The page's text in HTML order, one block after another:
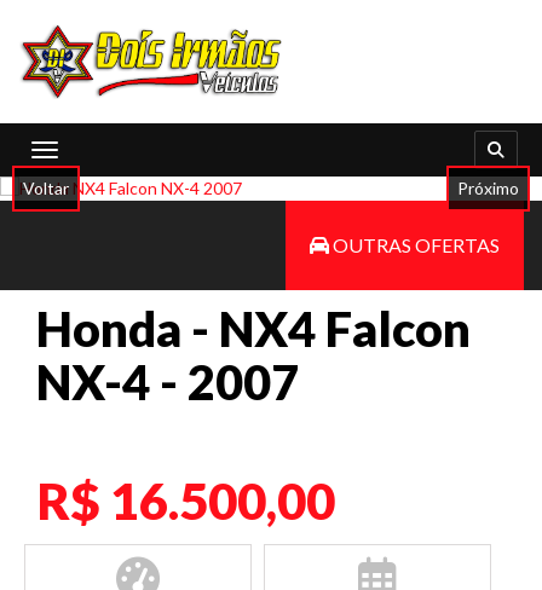
Toggle navigation
Voltar
Próximo
OUTRAS OFERTAS
Honda - NX4 Falcon
NX-4 - 2007
R$ 16.500,00